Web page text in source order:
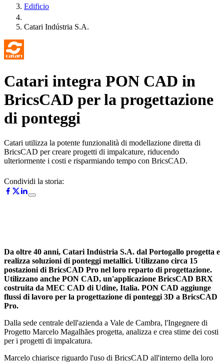
Edificio
Catari Indústria S.A.
Catari integra PON CAD in
BricsCAD per la progettazione
di ponteggi
Catari utilizza la potente funzionalità di modellazione diretta di
BricsCAD per creare progetti di impalcature, riducendo
ulteriormente i costi e risparmiando tempo con BricsCAD.
Condividi la storia:
Da oltre 40 anni, Catari Indústria S.A. dal Portogallo progetta e
realizza soluzioni di ponteggi metallici. Utilizzano circa 15
postazioni di BricsCAD Pro nel loro reparto di progettazione.
Utilizzano anche PON CAD, un'applicazione BricsCAD BRX
costruita da MEC CAD di Udine, Italia. PON CAD aggiunge
flussi di lavoro per la progettazione di ponteggi 3D a BricsCAD
Pro.
Dalla sede centrale dell'azienda a Vale de Cambra, l'Ingegnere di
Progetto Marcelo Magalhães progetta, analizza e crea stime dei costi
per i progetti di impalcatura.
Marcelo chiarisce riguardo l'uso di BricsCAD all'interno della loro